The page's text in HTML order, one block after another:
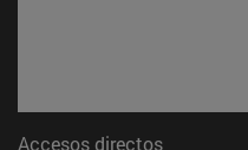
Accesos directos